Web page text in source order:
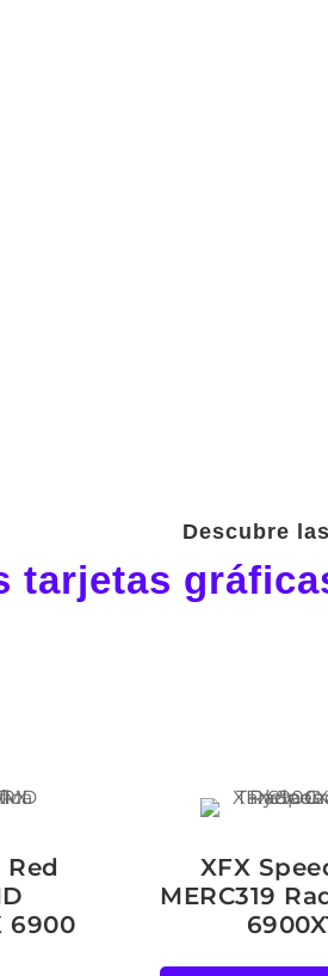
Descubre
tarjetas
6900
XFX
MERC319